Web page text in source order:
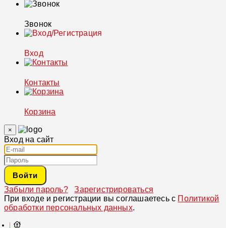
Звонок
Вход
Контакты
Корзина
×
Вход на сайт
Войти
Забыли пароль?
Зарегистрироваться
При входе и регистрации вы соглашаетесь с Политикой
обработки персональных данных.